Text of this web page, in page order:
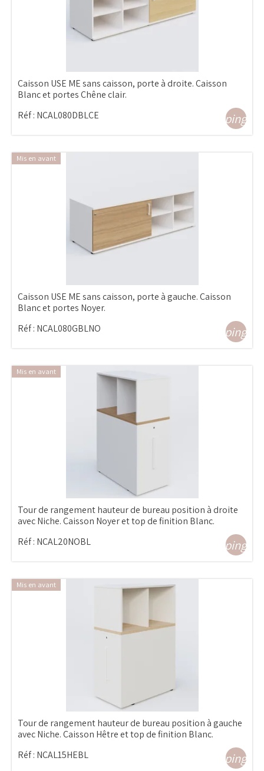
Caisson USE ME sans caisson, porte à droite. Caisson
Blanc et portes Chêne clair.
Réf : NCAL080DBLCE
Mis en avant
Caisson USE ME sans caisson, porte à gauche. Caisson
Blanc et portes Noyer.
Réf : NCAL080GBLNO
Mis en avant
Tour de rangement hauteur de bureau position à droite
avec Niche. Caisson Noyer et top de finition Blanc.
Réf : NCAL20NOBL
Mis en avant
Tour de rangement hauteur de bureau position à gauche
avec Niche. Caisson Hêtre et top de finition Blanc.
Réf : NCAL15HEBL